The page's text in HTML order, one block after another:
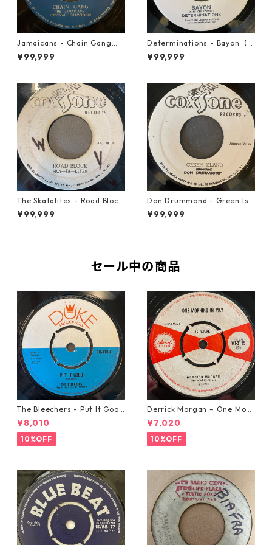
Jamaicans - Chain Gang【7
-21911】
¥99,999
Determinations - Bayon【7-
21865】
¥99,999
The Skatalites - Road Block
【7-21996】
¥99,999
Don Drummond - Green Isl
and【7-22018】
¥99,999
セール中の商品
The Bleechers - Put It Good
【7-21637】
¥8,010
10%OFF
Derrick Morgan – One Morn
ing In May【7-21653】
¥7,020
10%OFF